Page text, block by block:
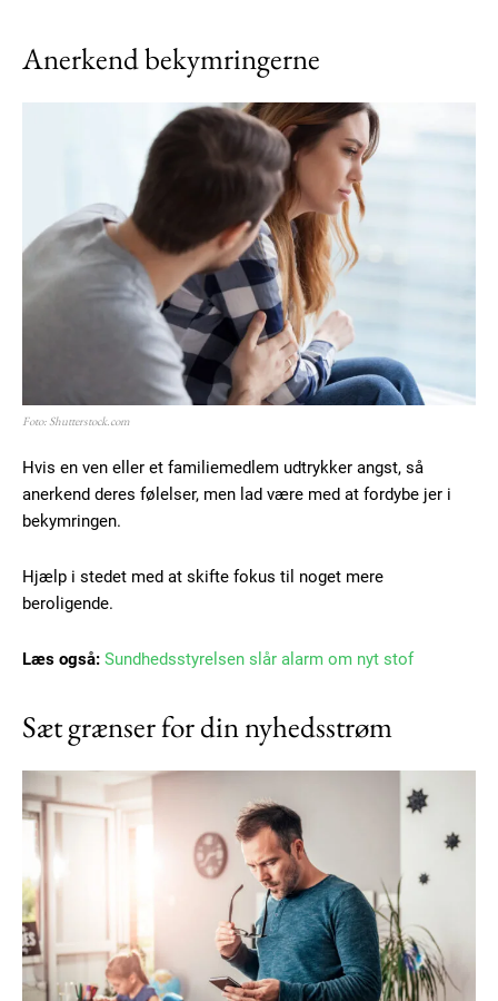
Anerkend bekymringerne
Foto: Shutterstock.com
Hvis en ven eller et familiemedlem udtrykker angst, så
anerkend deres følelser, men lad være med at fordybe jer i
bekymringen.
Hjælp i stedet med at skifte fokus til noget mere
beroligende.
Læs også: Sundhedsstyrelsen slår alarm om nyt stof
Sæt grænser for din nyhedsstrøm